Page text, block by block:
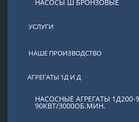
НАСОСЫ Ш БРОНЗОВЫЕ
УСЛУГИ
НАШЕ ПРОИЗВОДСТВО
АГРЕГАТЫ 1Д И Д
НАСОСНЫЕ АГРЕГАТЫ 1Д200-
90КВТ/3000ОБ.МИН.